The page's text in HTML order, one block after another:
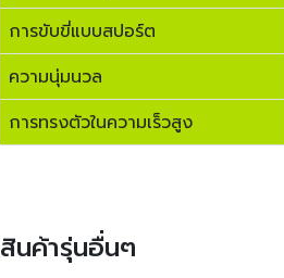
การขับขี่แบบสปอร์ต
ความนุ่มนวล
การทรงตัวในความเร็วสูง
สินค้ารุ่นอื่นๆ